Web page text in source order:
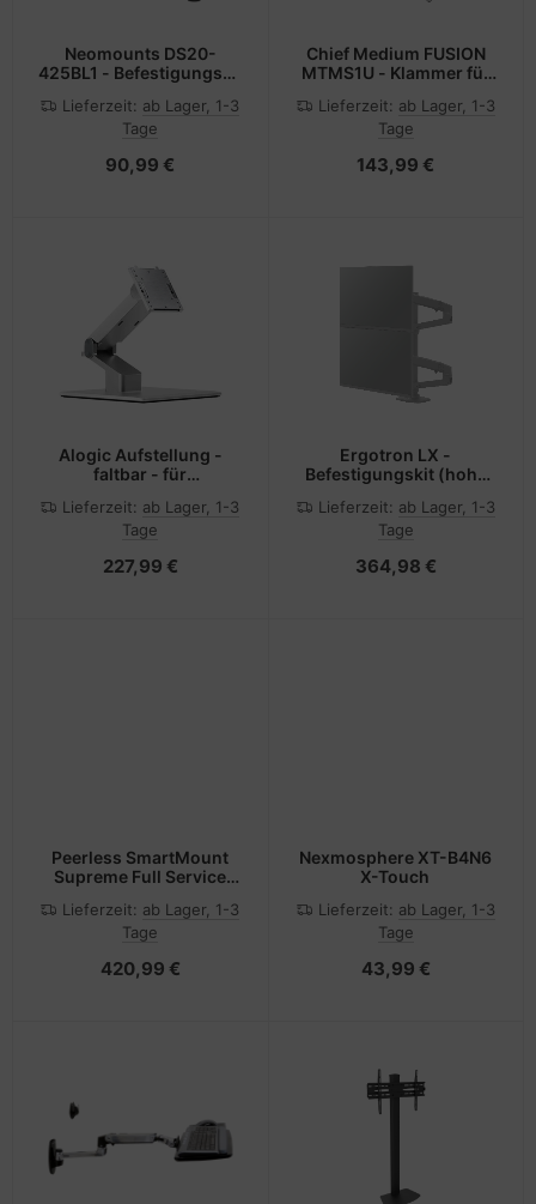
Neomounts DS20-
425BL1 - Befestigungskit
Lieferzeit: ab Lager, 1-3
Tage
90,99 €
Chief Medium FUSION
MTMS1U - Klammer für
Schwarz -
Bildschirmgröße: 81.3-
Lieferzeit: ab Lager, 1-3
Tage
143,99 €
Alogic Aufstellung -
faltbar - für
Bildschirmgröße: 68.6
cm (27")
Lieferzeit: ab Lager, 1-3
Tage
227,99 €
Ergotron LX -
Befestigungskit (hohe
LCD-Displays -
mattschwarz -
101,6 cm (bis zu 40 Zoll)
Lieferzeit: ab Lager, 1-3
Tage
364,98 €
Peerless SmartMount
Supreme Full Service
Quick Release - Klammer
- für Videoleinwand -
Bildschirmgröße: 116.8-
Lieferzeit: ab Lager, 1-3
Tage
420,99 €
Nexmosphere XT-B4N6
X-Touch
Lieferzeit: ab Lager, 1-3
Tage
43,99 €